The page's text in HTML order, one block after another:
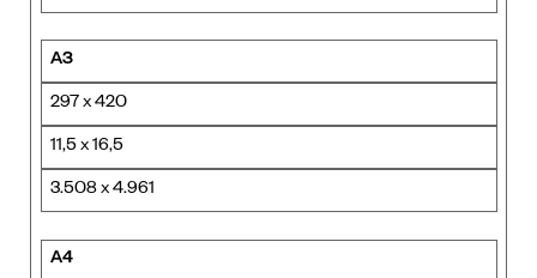
A3
297 x 420
11,5 x 16,5
3.508 x 4.961
A4